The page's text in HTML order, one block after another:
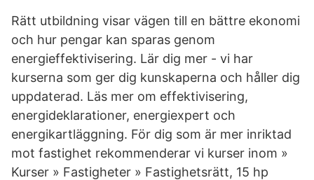
Rätt utbildning visar vägen till en bättre ekonomi
och hur pengar kan sparas genom
energieffektivisering. Lär dig mer - vi har
kurserna som ger dig kunskaperna och håller dig
uppdaterad. Läs mer om effektivisering,
energideklarationer, energiexpert och
energikartläggning. För dig som är mer inriktad
mot fastighet rekommenderar vi kurser inom »
Kurser » Fastigheter » Fastighetsrätt, 15 hp